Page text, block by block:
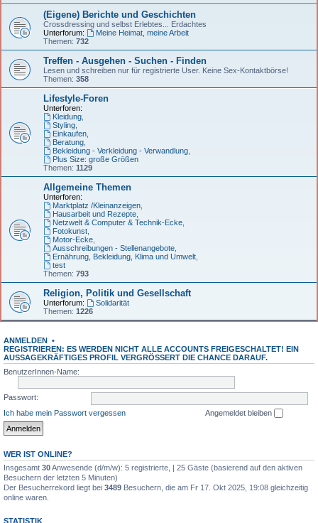
(Eigene) Berichte und Geschichten
Crossdressing und selbst Erlebtes... Erdachtes
Unterforum:
Meine Heimat, meine Arbeit
Themen: 732
Treffen - Ausgehen - Suchen - Finden
Lesen und schreiben nur für registrierte User. Keine Sex-Kontaktbörse!
Themen: 358
Lifestyle-Foren
Unterforen:
Kleidung,
Styling,
Einkaufen,
Beratung,
Bekleidung - Verkleidung - Verwandlung,
Plus Size: große Größen
Themen: 1129
Allgemeine Themen
Unterforen:
Marktplatz /Kleinanzeigen,
Hausarbeit und Rezepte,
Netzwelt & Computer & Technik-Ecke,
Fotokunst,
Motor-Ecke,
Ausschreibungen - Stellenangebote,
Ernährung, Bekleidung, Klima und Umwelt,
test
Themen: 793
Religion, Politik und Gesellschaft
Unterforum:
Solidarität
Themen: 1226
ANMELDEN •
REGISTRIEREN: ES WERDEN NICHT ALLE ACCOUNTS FREIGESCHALTET! EIN
AUSSAGEKRÄFTIGES PROFIL VERGRÖSSERT DIE CHANCE DARAUF.
BenutzerInnen-Name:
Passwort:
Ich habe mein Passwort vergessen
Angemeldet bleiben
WER IST ONLINE?
Insgesamt 30Anwesende (d/m/w): 5 registrierte, | 25 Gäste (basierend auf den aktiven
Besuchern der letzten 5 Minuten)
Der Besucherrekord liegt bei 3489 Besuchern, die am Fr 17. Okt 2025, 19:08 gleichzeitig
online waren.
STATISTIK